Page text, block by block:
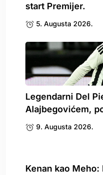
start Premijer.
5. Augusta 2026.
Legendarni Del
Alajbegovićem,
9. Augusta 2026.
Kenan kao